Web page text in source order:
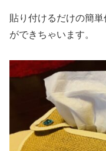
貼り付けるだけの簡
ができちゃいます。